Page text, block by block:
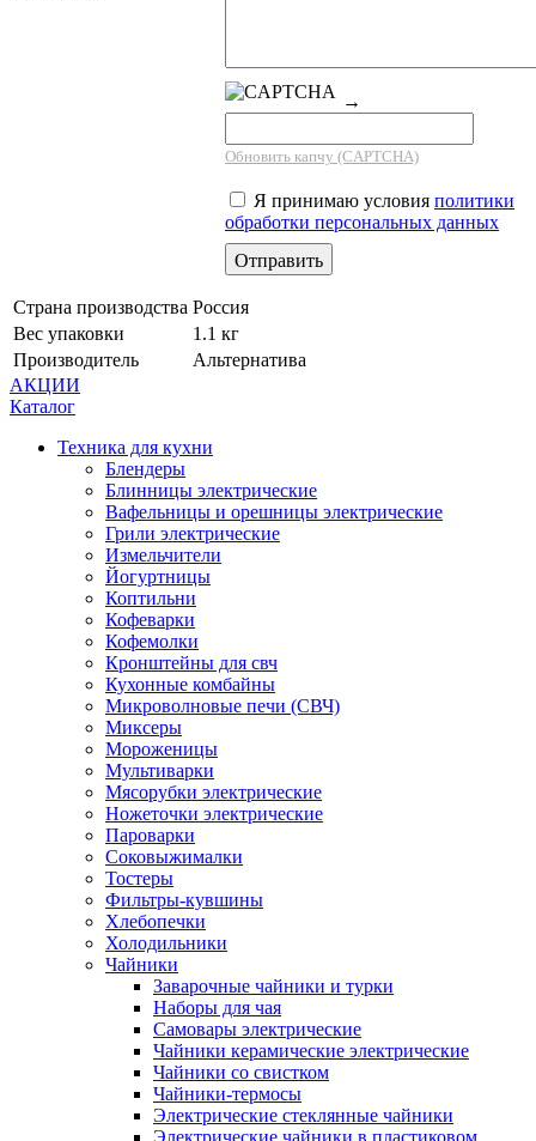
→
Обновить капчу (CAPTCHA)
Я принимаю условия политики
обработки персональных данных
Страна производства Россия
Вес упаковки
1.1 кг
Производитель
Альтернатива
АКЦИИ
Каталог
Техника для кухни
Блендеры
Блинницы электрические
Вафельницы и орешницы электрические
Грили электрические
Измельчители
Йогуртницы
Коптильни
Кофеварки
Кофемолки
Кронштейны для свч
Кухонные комбайны
Микроволновые печи (СВЧ)
Миксеры
Мороженицы
Мультиварки
Мясорубки электрические
Ножеточки электрические
Пароварки
Соковыжималки
Тостеры
Фильтры-кувшины
Хлебопечки
Холодильники
Чайники
Заварочные чайники и турки
Наборы для чая
Самовары электрические
Чайники керамические электрические
Чайники со свистком
Чайники-термосы
Электрические стеклянные чайники
Электрические чайники в пластиковом